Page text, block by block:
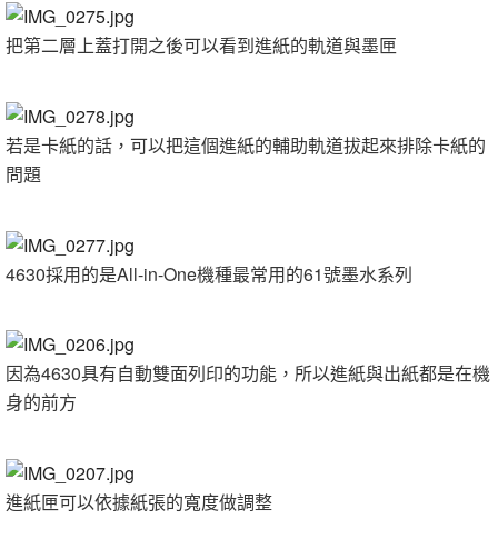
把第二層上蓋打開之後可以看到進紙的軌道與墨匣
若是卡紙的話，可以把這個進紙的輔助軌道拔起來排除卡紙的
問題
4630採用的是All-in-One機種最常用的61號墨水系列
因為4630具有自動雙面列印的功能，所以進紙與出紙都是在機
身的前方
進紙匣可以依據紙張的寬度做調整